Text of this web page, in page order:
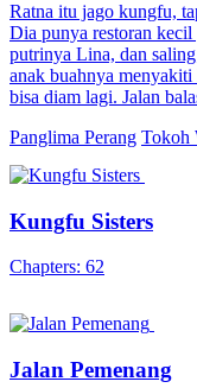
Ratna itu jago kungfu,
Dia punya restoran kecil
putrinya Lina, dan
anak buahnya
bisa diam lagi. Jalan
Panglima Perang Tokoh
Kungfu Sisters
Chapters: 62
Jalan Pemenang